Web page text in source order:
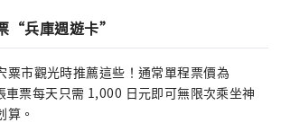
“兵庫週遊卡”
粟市觀光時推薦這些！通常單程票價為
車票每天只需 1,000 日元即可無限次乘坐神
算。